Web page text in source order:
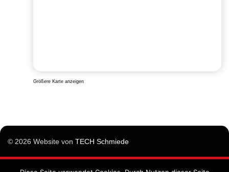
Größere Karte anzeigen
© 2026 Website von TECH Schmiede